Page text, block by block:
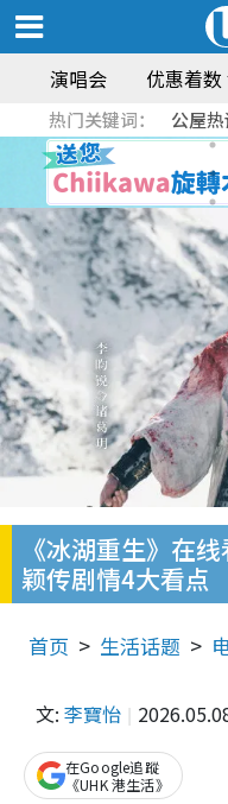
演唱会 优惠着数
热门关键词： 公屋
《冰湖重生》在
颖传剧情4大看点
首页 生活话题
文: 李寶怡
在Google追蹤
《UHK 港生活》